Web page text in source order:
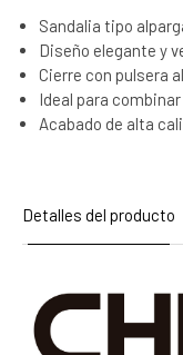
Sandalia tipo
Diseño elegante y
Cierre con pulsera
Ideal para
Acabado de alta
Detalles del producto